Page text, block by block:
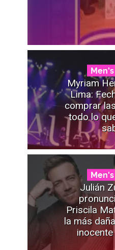
Myriam
Lima:
comprar
todo lo
Julián
Priscila
la más